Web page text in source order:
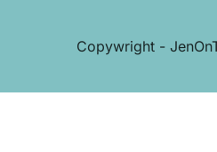
Copywright -